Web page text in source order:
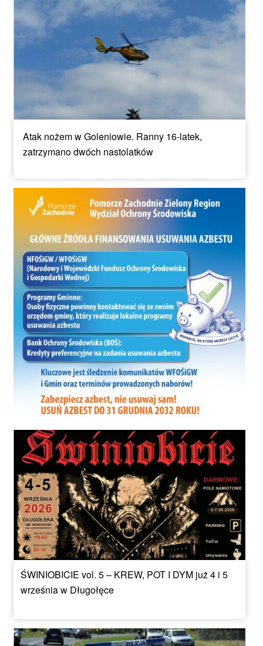
Atak nożem w Goleniowie. Ranny 16-latek,
zatrzymano dwóch nastolatków
ŚWINIOBICIE vol. 5 – KREW, POT I DYM już 4 i 5
września w Długołęce